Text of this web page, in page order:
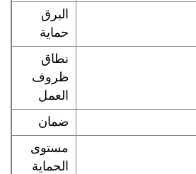
البرق
حماية
نطاق
ظروف
العمل
ضمان
مستوى
الحماية